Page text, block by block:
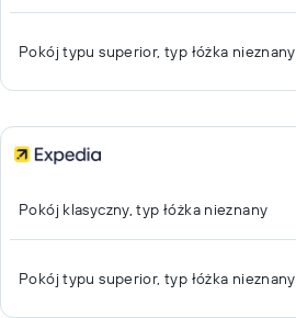
Pokój typu superior, typ łóżka nieznany
Pokój klasyczny, typ łóżka nieznany
Pokój typu superior, typ łóżka nieznany